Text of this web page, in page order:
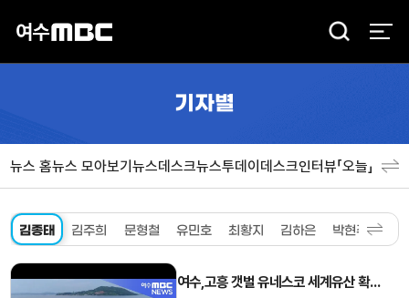
검
기자별
뉴스 홈뉴스 모아보기뉴스데스크뉴스투데이데스크인터뷰「오늘」 분야
김종태 김주희 문형철 유민호 최황지 김하은 박현주
여수,고흥 갯벌 유네스코 세계유산 확대 등재 눈앞